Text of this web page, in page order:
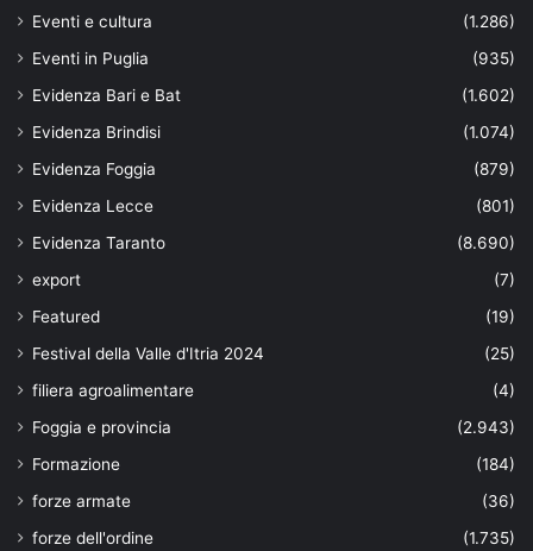
Eventi e cultura
(1.286)
Eventi in Puglia
(935)
Evidenza Bari e Bat
(1.602)
Evidenza Brindisi
(1.074)
Evidenza Foggia
(879)
Evidenza Lecce
(801)
Evidenza Taranto
(8.690)
export
(7)
Featured
(19)
Festival della Valle d'Itria 2024
(25)
filiera agroalimentare
(4)
Foggia e provincia
(2.943)
Formazione
(184)
forze armate
(36)
forze dell'ordine
(1.735)